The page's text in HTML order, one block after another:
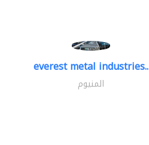
everest metal industries..
المنيوم